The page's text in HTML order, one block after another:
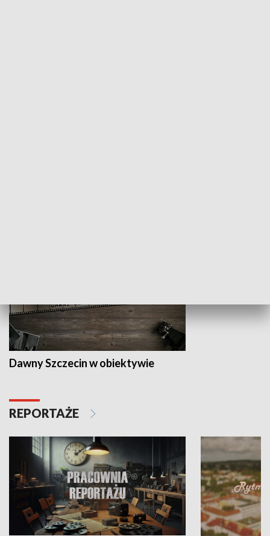
Dawny Szczecin w obiektywie
REPORTAŻE